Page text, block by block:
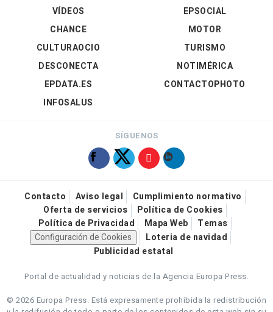
VÍDEOS
EPSOCIAL
CHANCE
CULTURAOCIO
DESCONECTA
EPDATA.ES
INFOSALUS
MOTOR
TURISMO
NOTIMÉRICA
CONTACTOPHOTO
SÍGUENOS
Contacto Aviso legal
Cumplimiento normativo
Oferta de servicios
Política de Cookies
Política de Privacidad
Mapa Web
Temas
Configuración de Cookies
Loteria de navidad
Publicidad estatal
Portal de actualidad y noticias de la Agencia Europa Press.
© 2026 Europa Press. Está expresamente prohibida la redistribución